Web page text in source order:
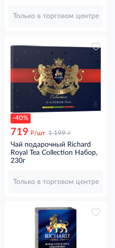
Только в торговом центре
-40%
719 д/шт 1 199 д
Чай подарочный Richard
Royal Tea Collection Набор,
230г
Только в торговом центре